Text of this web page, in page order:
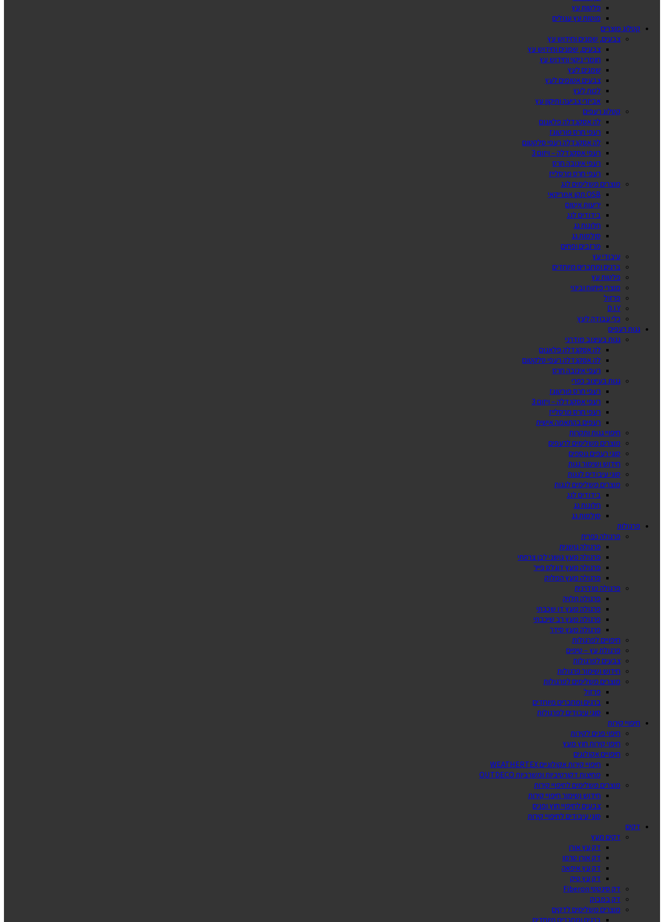
פלטות עץ
מוטות עץ עגולים
קטלוג מוצרים
צבעים, שמנים וחידוש עץ
צבעים, שמנים וחידוש עץ
חומרי ניקוי וחידוש עץ
שמנים לעץ
צבעים אטומים לעץ
לכות לעץ
אביזרי צביעה ותיקון עץ
קטלוג רעפים
לה אסקנדלה פלאנום
רעפי חרס פורטוגז
לה אסקנדלה רעפי סלקטום
רעפי אסקנדלה – ויזום 3
רעפי אינובה חרס
רעפי חרס מרסלייז
מוצרים משלימים לגג
OSB תקן אמריקאי
יריעות איטום
בידודים לגג
חלונות גג
סולמות גג
מרזבים ופחים
עיבודי עץ
ברגים ומחברים מיוחדים
פלטות עץ
מוצרי פיתוח ובינוי
פרזול
D.I.Y
כלי עבודה לעץ
גגות רעפים
גגות בעיצוב מודרני
לה אסקנדלה פלאנום
לה אסקנדלה רעפי סלקטום
רעפי אינובה חרס
גגות בעיצוב כפרי
רעפי חרס פורטוגז
רעפי אסקנדלה – ויזום 3
רעפי חרס מרסלייז
רעפים בהתאמה אישית
חיפויי גגות ותקרות
מוצרים משלימים לרעפים
סוגי רעפים נוספים
חידוש ושימור גגות
סוגי עיבודים לגגות
מוצרים משלימים לגגות
בידודים לגג
חלונות גג
סולמות גג
פרגולות
פרגולה כפרית
פרגולה גושנית
פרגולה מעץ גושני לבן צרפתי
פרגולה מעץ דוגלס פייר
פרגולה מעץ המלוק
פרגולה מודרנית
פרגולה תלויה
פרגולה מעץ דו שכבתי
פרגולה מעץ רב שיכבתי
פרגולה מעץ סידר
חיפויים לפרגולות
פרגולת עץ – טיפים
צבעים לפרגולות
חידוש ושימור פרגולות
מוצרים משלימים לפרגולות
פרזול
ברגים ומחברים מיוחדים
סוגי עיבודים לפרגולות
חיפויי קירות
חיפוי פנים לקירות
חיפוי קירות חוץ מעץ
חיפויים אקולוגים
חיפויי קירות אקולוגיים WEATHERTEX
מחיצות דקורטיביות ומשרביות OUTDECO
מוצרים משלימים לחיפויי קירות
חידוש ושימור חיפויי קירות
צבעים לחיפויי חוץ ופנים
סוגי עיבודים לחיפויי קירות
דקים
דקים מעץ
דק עץ אורן
דק אורן טרמו
דק עץ איפאה
דק עץ טיק
דק סינטטי Fiberon
דק במבוק
מוצרים משלימים לדקים
ברגים ומחברים מיוחדים